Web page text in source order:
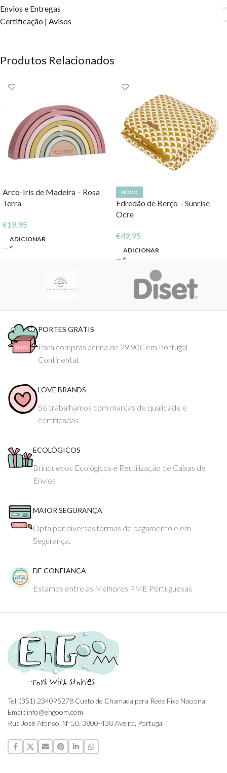
Envios e Entregas
Certificação | Avisos
Produtos Relacionados
Arco-Iris de Madeira – Rosa
Terra
€19,95
ADICIONAR
NOVO
Edredão de Berço – Sunrise
Ocre
€49,95
ADICIONAR
PORTES GRÁTIS
Para compras acima de 29.90€ em Portugal
Continental.
LOVE BRANDS
Só trabalhamos com marcas de qualidade e
certificadas.
ECOLÓGICOS
Brinquedos Ecológicos e Reutilização de Caixas de
Envios
MAIOR SEGURANÇA
Opta por diversas formas de pagamento e em
Segurança.
DE CONFIANÇA
Estamos entre as Melhores PME Portuguesas
Tel: (351) 234095278 Custo de Chamada para Rede Fixa Nacional
Email: info@ehgoom.com
Rua José Afonso, Nº 50, 3800-438 Aveiro, Portugal